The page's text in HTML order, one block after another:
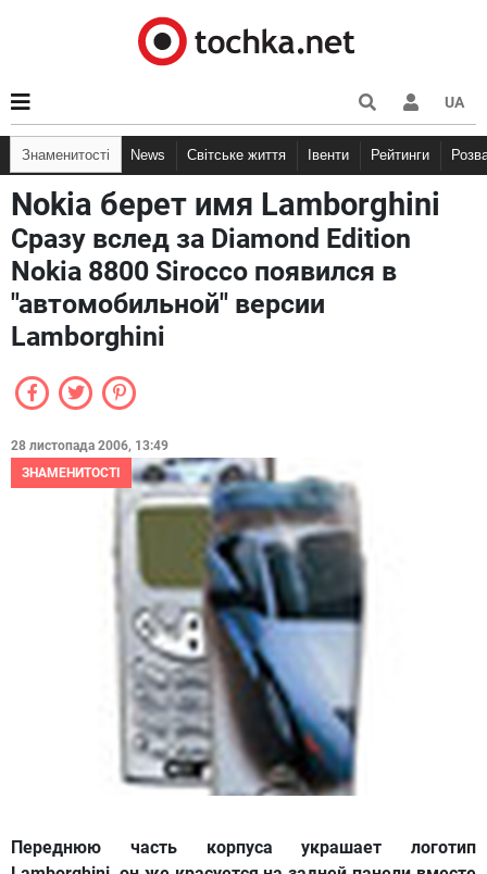
UA
Знаменитості News Світське життя Івенти Рейтинги
Nokia берет имя Lamborghini
Сразу вслед за Diamond Edition
Nokia 8800 Sirocco появился в
"автомобильной" версии
Lamborghini
28 листопада 2006, 13:49
ЗНАМЕНИТОСТІ
Переднюю часть корпуса украшает логотип